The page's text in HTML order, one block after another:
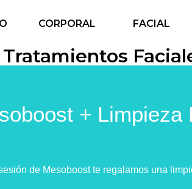
CORPORAL FACIAL
+ Limpieza
de Mesoboost te regalamos una